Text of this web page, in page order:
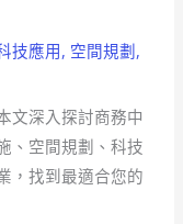
技應用, 空間規劃,
文深入探討商務中
、空間規劃、科技
，找到最適合您的